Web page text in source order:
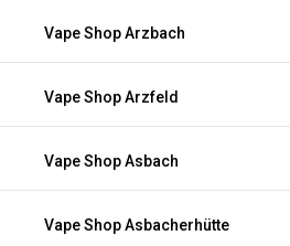
Vape Shop Arzbach
Vape Shop Arzfeld
Vape Shop Asbach
Vape Shop Asbacherhütte